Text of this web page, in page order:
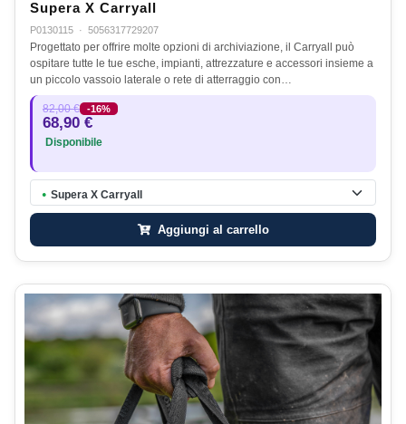
Supera X Carryall
P0130115 · 5056317729207
Progettato per offrire molte opzioni di archiviazione, il Carryall può
ospitare tutte le tue esche, impianti, attrezzature e accessori insieme a
un piccolo vassoio laterale o rete di atterraggio con…
82,00 € -16%
68,90 €
Disponibile
● Supera X Carryall
Aggiungi al carrello